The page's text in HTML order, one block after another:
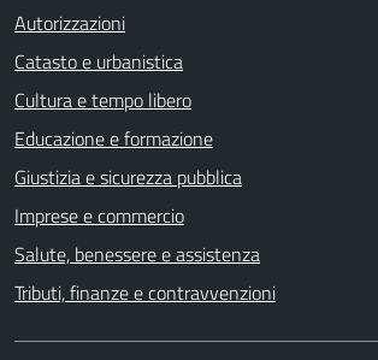
Autorizzazioni
Catasto e urbanistica
Cultura e tempo libero
Educazione e formazione
Giustizia e sicurezza pubblica
Imprese e commercio
Salute, benessere e assistenza
Tributi, finanze e contravvenzioni